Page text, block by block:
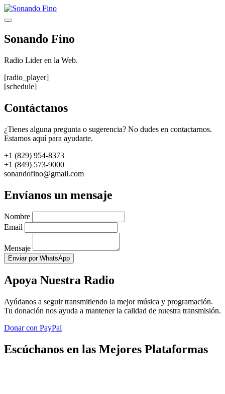
Saltar
al
Menú
Sonando Fino
Radio Lider en la Web.
[radio_player]
[schedule]
Contáctanos
¿Tienes alguna pregunta o sugerencia? No dudes en contactarnos.
Estamos aquí para ayudarte.
+1 (829) 954-8373
+1 (849) 573-9000
sonandofino@gmail.com
Envíanos un mensaje
Nombre
Email
Mensaje
Enviar por WhatsApp
Apoya Nuestra Radio
Ayúdanos a seguir transmitiendo la mejor música y programación.
Tu donación nos ayuda a mantener la calidad de nuestra transmisión.
Donar con PayPal
Escúchanos en las Mejores Plataformas